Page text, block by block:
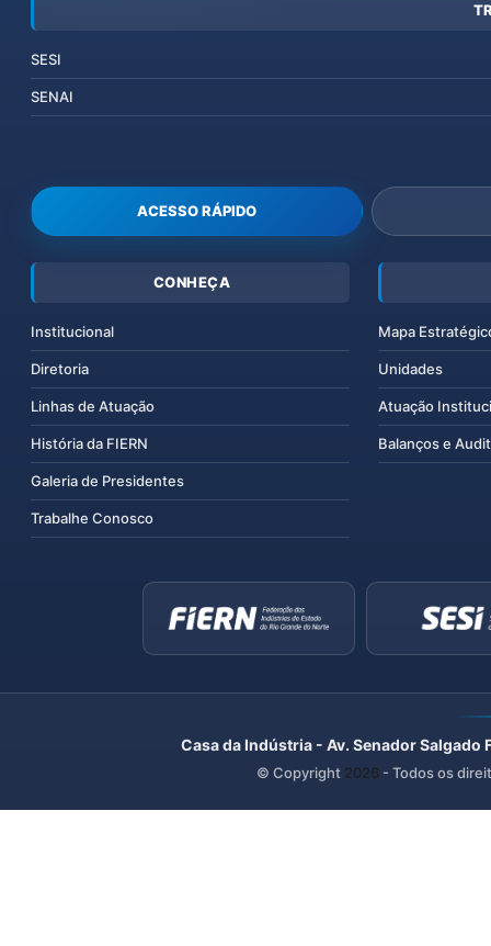
SESI
SENAI
ACESSO RÁPIDO
CONHEÇA
Institucional
Diretoria
Linhas de Atuação
História da FIERN
Galeria de Presidentes
Trabalhe Conosco
Mapa
Unidades
Atuação
Balanços e
Casa da Indústria - Av. Senador
© Copyright 2026 - Todos os